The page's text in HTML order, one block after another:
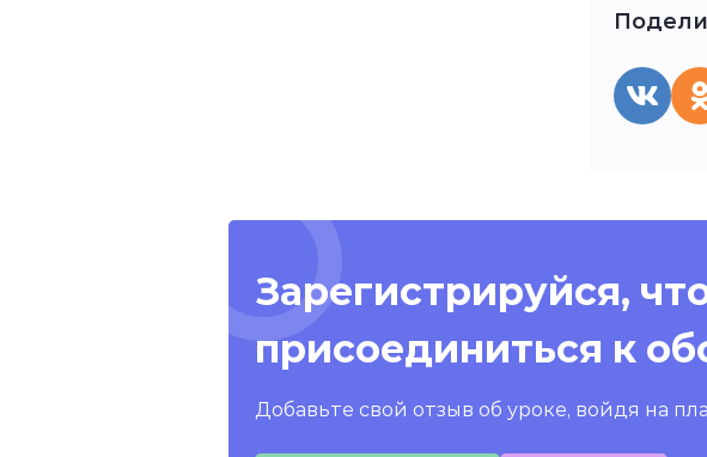
Зарегистрируйся,
присоединиться к
Добавьте свой отзыв об уроке, войдя на